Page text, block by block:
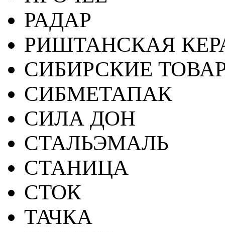
РАДАР
РИШТАНСКАЯ
СИБИРСКИЕ
СИБМЕТАПАК
СИЛА ДОН
СТАЛЬЭМАЛЬ
СТАНИЦА
СТОК
ТАЧКА